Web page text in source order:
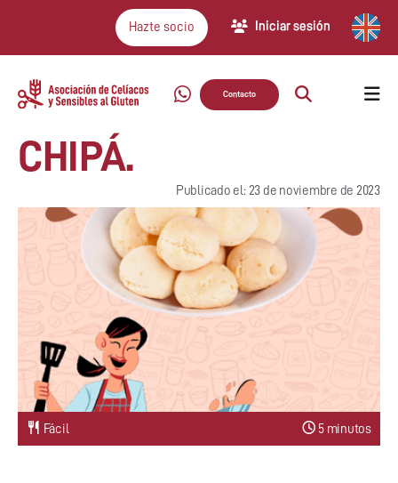
Hazte socio Iniciar sesión
Contacto
CHIPÁ.
Publicado el: 23 de noviembre de 2023
Fácil 5 minutos